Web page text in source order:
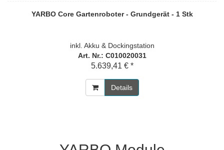
YARBO Core Gartenroboter - Grundgerät - 1 Stk
inkl. Akku & Dockingstation
Art. Nr.: C010020031
5.639,41 € *
Details